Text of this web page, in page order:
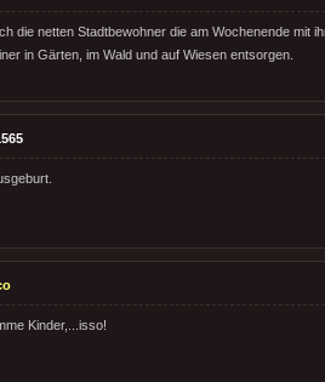
die netten Stadtbewohner die am Wochenende mit
in Gärten, im Wald und auf Wiesen entsorgen.
Kinder,...isso!